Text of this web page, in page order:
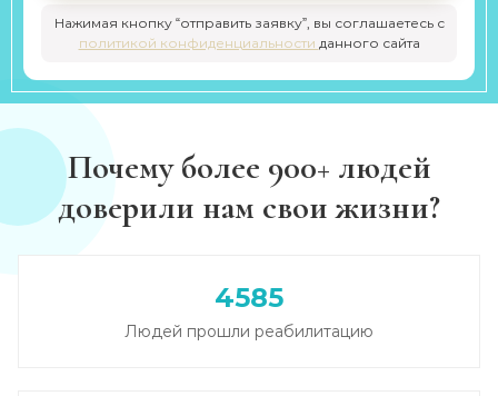
Нажимая кнопку “отправить заявку”, вы соглашаетесь с
политикой конфиденциальности данного сайта
Почему более 900+ людей
доверили нам свои жизни?
4585
Людей прошли реабилитацию